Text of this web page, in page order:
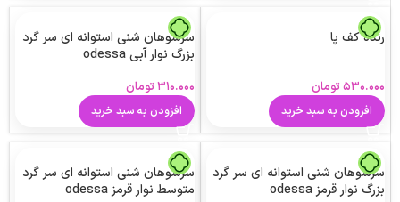
رنده کف پا
۵۳۰.۰۰۰ تومان
افزودن به سبد خرید
سرسوهان شنی استوانه ای سر گرد
بزرگ نوار آبی odessa
۳۱۰.۰۰۰ تومان
افزودن به سبد خرید
سرسوهان شنی استوانه ای سر گرد
بزرگ نوار قرمز odessa
سرسوهان شنی استوانه ای سر گرد
متوسط نوار قرمز odessa